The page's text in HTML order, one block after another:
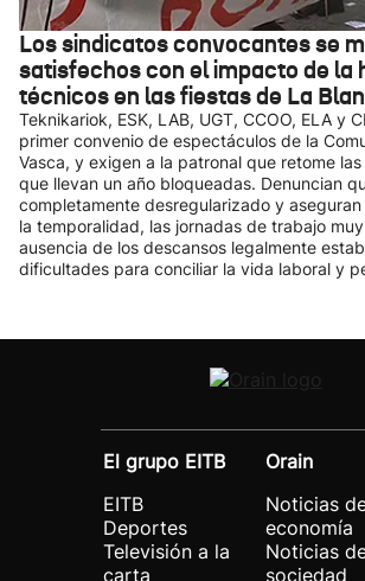
Los sindicatos convocantes se
satisfechos con el impacto de la
técnicos en las fiestas de La
Teknikariok, ESK, LAB, UGT, CCOO, ELA y
primer convenio de espectáculos de la
Vasca, y exigen a la patronal que retome
que llevan un año bloqueadas. Denuncian
completamente desregularizado y
la temporalidad, las jornadas de trabajo
ausencia de los descansos legalmente
dificultades para conciliar la vida laboral y
El grupo EITB
EITB
Deportes
Televisión a la
carta
Orain
Noticias
economía
Noticias
sociedad